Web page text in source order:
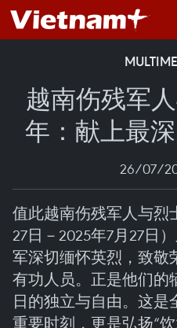
越南伤残军
年：献上最
26/07/
值此越南伤残军人与烈
27日－2025年7月27日
军深切缅怀英烈，致敬
有功人员。正是他们的
日的独立与自由。这是
重要时刻，更是弘扬“